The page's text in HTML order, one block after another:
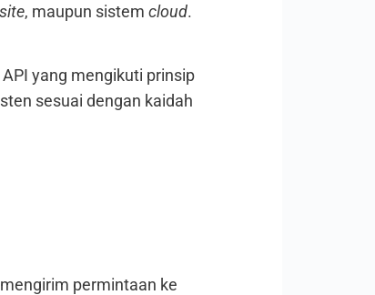
, maupun sistem cloud.
yang mengikuti prinsip
sesuai dengan kaidah
mengirim permintaan ke